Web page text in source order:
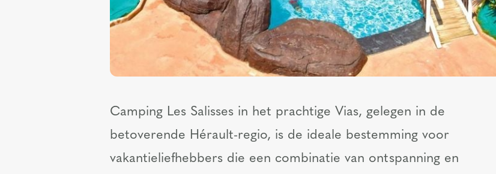
Camping Les Salisses in het prachtige Vias, gelegen in de
betoverende Hérault-regio, is de ideale bestemming voor
vakantieliefhebbers die een combinatie van ontspanning en